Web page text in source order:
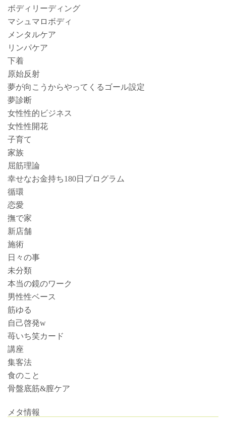
ボディリーディング
マシュマロボディ
メンタルケア
リンパケア
下着
原始反射
夢が向こうからやってくるゴール設定
夢診断
女性性的ビジネス
女性性開花
子育て
家族
屈筋理論
幸せなお金持ち180日プログラム
循環
恋愛
撫で家
新店舗
施術
日々の事
未分類
本当の鏡のワーク
男性性ベース
筋ゆる
自己啓発w
苺いち笑カード
講座
集客法
食のこと
骨盤底筋&膣ケア
メタ情報